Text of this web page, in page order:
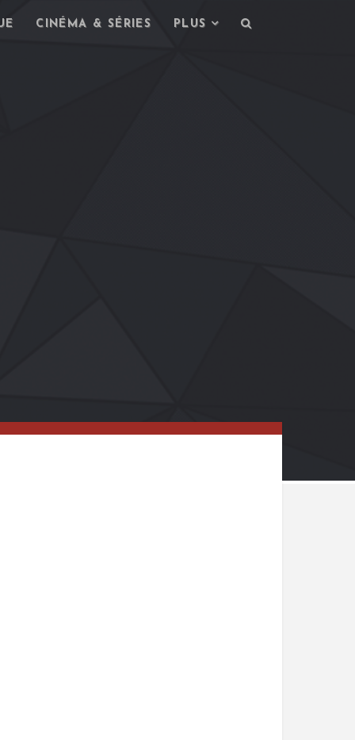
CINÉMA & SÉRIES PLUS